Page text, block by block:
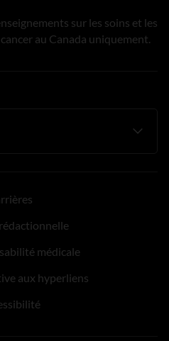
sur les soins et les
au Canada uniquement.
médicale
aux hyperliens